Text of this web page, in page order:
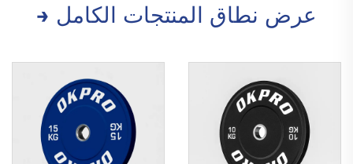
عرض نطاق المنتجات الكامل →